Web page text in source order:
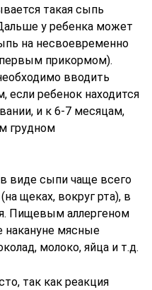
такая сыпь
у ребенка может
на несвоевременно
прикормом).
вводить
ребенок находится
и к 6-7 месяцам,
грудном
виде сыпи чаще всего
щеках, вокруг рта), в
Пищевым аллергеном
накануне мясные
молоко, яйца и т.д.
так как реакция